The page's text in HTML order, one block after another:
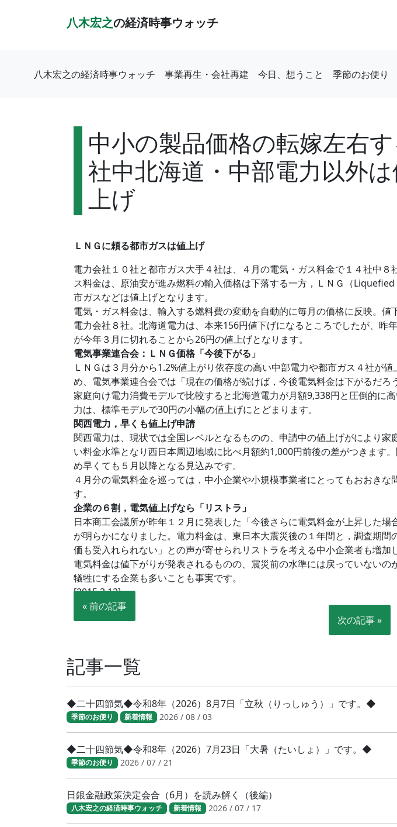
八木宏之の経済時事ウォッチ
八木宏之の経済時事ウォッチ 事業再生・会社再建 今日、想うこと 季節のお便り
中小の製品価格の転嫁左右
社中北海道・中部電力以外
上げ
ＬＮＧに頼る都市ガスは値上げ
電力会社１０社と都市ガス大手４社は、４月の電気・ガス料金で１４社中
ス料金は、原油安が進み燃料の輸入価格は下落する一方，ＬＮＧ（
市ガスなどは値上げとなります。
電気・ガス料金は、輸入する燃料費の変動を自動的に毎月の価格に反映。
電力会社８社。北海道電力は、本来156円値下げになるところでしたが、昨
が今年３月に切れることから26円の値上げとなります。
電気事業連合会：ＬＮＧ価格「今後下がる」
ＬＮＧは３月分から1.2%値上がり依存度の高い中部電力や都市ガス４社が
め、電気事業連合会では「現在の価格が続けば，今後電気料金は下がるだろ
家庭向け電力消費モデルで比較すると北海道電力が月額9,338円と圧倒的に
力は、標準モデルで30円の小幅の値上げにとどまります。
関西電力，早くも値上げ申請
関西電力は、現状では全国レベルとなるものの、申請中の値上げがにより
い料金水準となり西日本周辺地域に比べ月額約1,000円前後の差がつきます
め早くても５月以降となる見込みです。
４月分の電気料金を巡っては，中小企業や小規模事業者にとってもおおき
す。
企業の６割，電気値上げなら「リストラ」
日本商工会議所が昨年１２月に発表した「今後さらに電気料金が上昇した
が明らかになりました。電力料金は、東日本大震災後の１年間と，調査期
価も受入れられない」との声が寄せられリストラを考える中小企業者も増加
電気料金は値下がりが発表されるものの、震災前の水準には戻っていない
犠牲にする企業も多いことも事実です。
[2015.3.12]
« 前の記事
次の記事 »
記事一覧
◆二十四節気◆令和8年（2026）8月7日「立秋（りっしゅう）」です。◆
季節のお便り 新着情報 2026 / 08 / 03
◆二十四節気◆令和8年（2026）7月23日「大暑（たいしょ）」です。◆
季節のお便り 2026 / 07 / 21
日銀金融政策決定会合（6月）を読み解く（後編）
八木宏之の経済時事ウォッチ 新着情報 2026 / 07 / 17